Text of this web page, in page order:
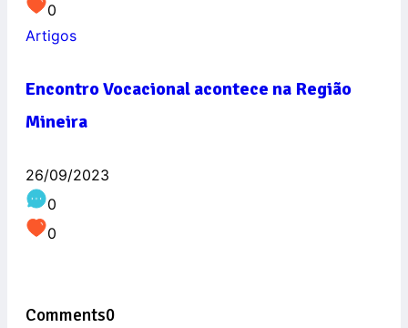
0
Artigos
Encontro Vocacional acontece na Região
Mineira
26/09/2023
0
0
Comments0